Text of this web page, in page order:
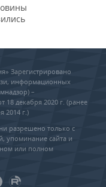
Зарегистрировано
информационных
–
декабря 2020 г. (ранее
2014 г.)
разрешено только с
упоминание сайта и
или полном